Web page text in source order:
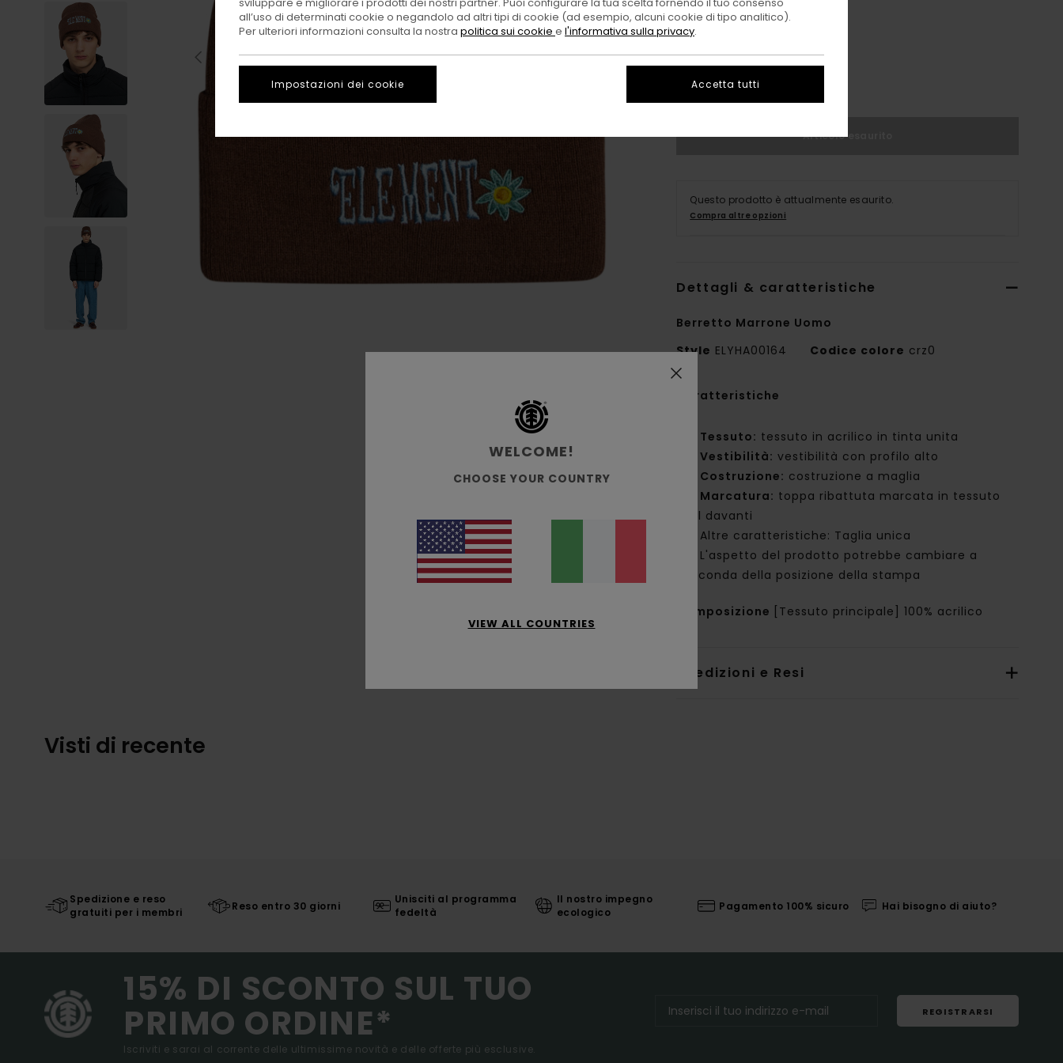
XS-S M-L
Articolo esaurito
Questo prodotto è attualmente esaurito.
Compra altre opzioni
Dettagli & caratteristiche
Berretto Marrone Uomo
Style ELYHA00164 Codice colore crz0
Caratteristiche
Tessuto: tessuto in acrilico in tinta unita
Vestibilità: vestibilità con profilo alto
Costruzione: costruzione a maglia
Marcatura: toppa ribattuta marcata in tessuto
sul davanti
Altre caratteristiche: Taglia unica
L'aspetto del prodotto potrebbe cambiare a
seconda della posizione della stampa
Composizione [Tessuto principale] 100% acrilico
Spedizioni e Resi
Visti di recente
Spedizione e reso
gratuiti per i membri
Reso entro 30 giorni
Unisciti al programma
fedeltà
Il nostro impegno
ecologico
Pagamento 100% sicuro Hai bisogno di aiuto?
15% DI SCONTO SUL TUO
PRIMO ORDINE*
Iscriviti e sarai al corrente delle ultimissime novità e delle offerte più esclusive.
REGISTRARSI
WELCOME!
CHOOSE YOUR COUNTRY
VIEW ALL COUNTRIES
all’uso di determinati cookie o negandolo ad altri tipi di cookie (ad esempio, alcuni cookie di tipo analitico).
Per ulteriori informazioni consulta la nostra politica sui cookie e l'informativa sulla privacy.
Impostazioni dei cookie Accetta tutti